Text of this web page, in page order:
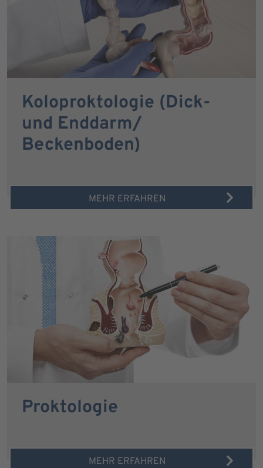
Koloproktologie (Dick-
und Enddarm/
Beckenboden)
MEHR ERFAHREN
Proktologie
MEHR ERFAHREN